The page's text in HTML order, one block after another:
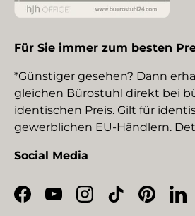
Für Sie immer zum besten
*Günstiger gesehen? Dann
gleichen Bürostuhl direkt bei
identischen Preis. Gilt für
gewerblichen EU-Händlern.
Social Media
Facebook
YouTubeInstagram
TikTokPinterest